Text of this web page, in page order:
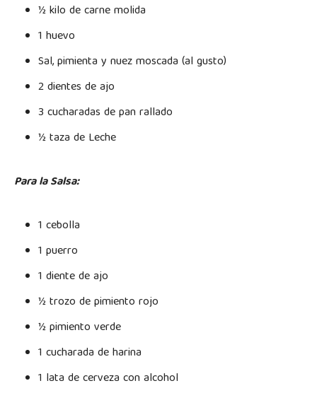
½ kilo de carne molida
1 huevo
Sal, pimienta y nuez moscada (al gusto)
2 dientes de ajo
3 cucharadas de pan rallado
½ taza de Leche
Para la Salsa:
1 cebolla
1 puerro
1 diente de ajo
½ trozo de pimiento rojo
½ pimiento verde
1 cucharada de harina
1 lata de cerveza con alcohol